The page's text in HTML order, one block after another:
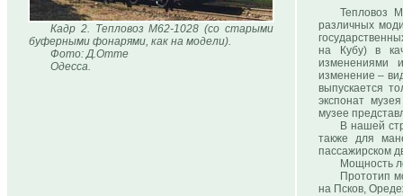
Кадр 2. Тепловоз М62-1028 (со старыми
буферными фонарями, как на модели).
Фото: Д.Отте
Одесса.
Тепловоз
различных
на Кубу) в
изменениями
изменение –
выпускается
экспонат
музее
В нашей
также для
пассажирском
Мощность
Прототип
на Псков,